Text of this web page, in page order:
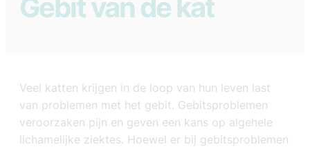
Gebit van de kat
Veel katten krijgen in de loop van hun leven last
van problemen met het gebit. Gebitsproblemen
veroorzaken pijn en geven een kans op algehele
lichamelijke ziektes. Hoewel er bij gebitsproblemen